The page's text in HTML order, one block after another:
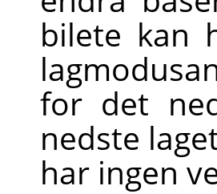
bilete kan
for det
nedste
har ingen